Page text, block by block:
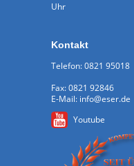
Uhr
Kontakt
Telefon: 0821 95018
Fax: 0821 92846
E-Mail: info@eser.de
Youtube